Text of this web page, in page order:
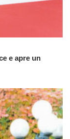
e apre un